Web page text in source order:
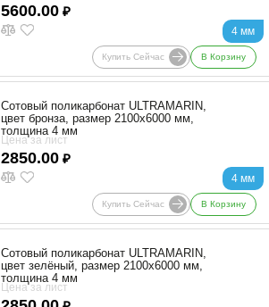
4 мм
5600.00 ₽
Купить Сейчас В Корзину
4 мм
Сотовый поликарбонат ULTRAMARIN,
цвет бронза, размер 2100x6000 мм,
толщина 4 мм
Цена за лист
2850.00 ₽
Купить Сейчас В Корзину
Сотовый поликарбонат ULTRAMARIN,
цвет зелёный, размер 2100x6000 мм,
толщина 4 мм
Цена за лист